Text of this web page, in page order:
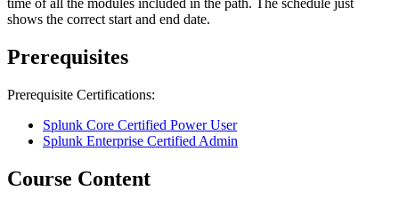
time of all the modules included in the path. The schedule just
shows the correct start and end date.
Prerequisites
Prerequisite Certifications:
Splunk Core Certified Power User
Splunk Enterprise Certified Admin
Course Content